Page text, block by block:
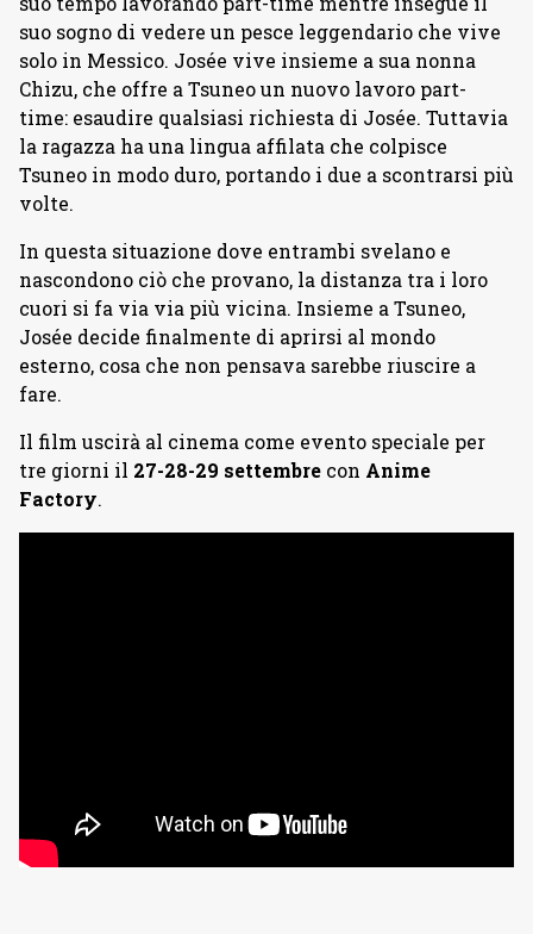
suo sogno di vedere un pesce leggendario che vive
solo in Messico. Josée vive insieme a sua nonna
Chizu, che offre a Tsuneo un nuovo lavoro part-
time: esaudire qualsiasi richiesta di Josée. Tuttavia
la ragazza ha una lingua affilata che colpisce
Tsuneo in modo duro, portando i due a scontrarsi più
volte.
In questa situazione dove entrambi svelano e
nascondono ciò che provano, la distanza tra i loro
cuori si fa via via più vicina. Insieme a Tsuneo,
Josée decide finalmente di aprirsi al mondo
esterno, cosa che non pensava sarebbe riuscire a
fare.
Il film uscirà al cinema come evento speciale per
tre giorni il 27-28-29 settembre con Anime
Factory.